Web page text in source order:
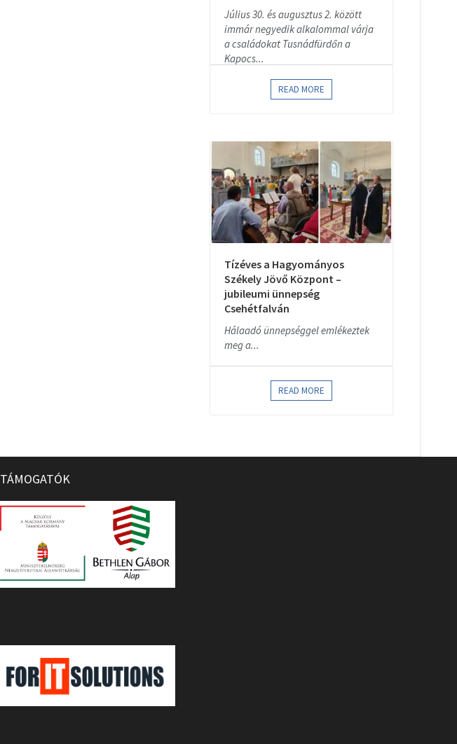
Július 30. és augusztus 2. között
immár negyedik alkalommal várja
a családokat Tusnádfürdőn a
Kapocs...
READ MORE
Tízéves a Hagyományos
Székely Jövő Központ –
jubileumi ünnepség
Csehétfalván
Hálaadó ünnepséggel emlékeztek
meg a...
READ MORE
TÁMOGATÓK